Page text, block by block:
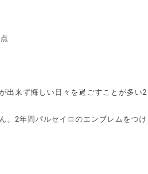
出来ず悔しい日々を過ごすことが多い2
。2年間パルセイロのエンブレムをつけ